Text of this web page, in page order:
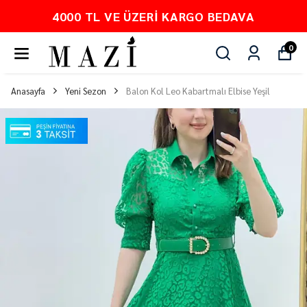
PEŞİN FİYATINA 3 TAKSİT
0
Anasayfa Yeni Sezon Balon Kol Leo Kabartmalı Elbise Yeşil